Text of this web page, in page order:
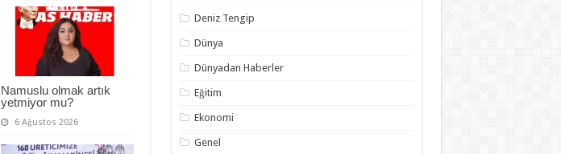
Namuslu olmak artık
yetmiyor mu?
6 Ağustos 2026
Deniz Tengip
Dünya
Dünyadan Haberler
Eğitim
Ekonomi
Genel